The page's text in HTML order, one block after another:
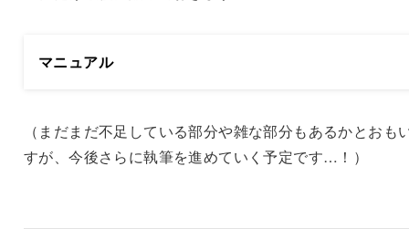
マニュアル
（まだまだ不足している部分や雑な部分もあるかとおも
すが、今後さらに執筆を進めていく予定です…！）